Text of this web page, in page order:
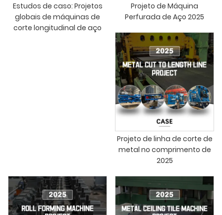
Estudos de caso: Projetos
globais de máquinas de
corte longitudinal de aço
Projeto de Máquina
Perfurada de Aço 2025
Projeto de linha de corte de
metal no comprimento de
2025